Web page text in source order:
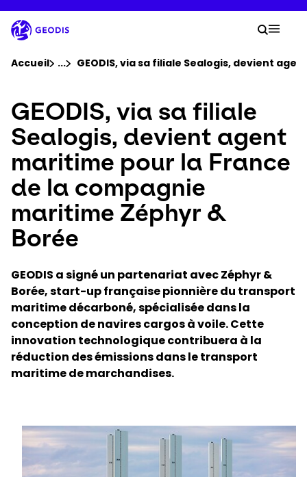
au
contenu
principal
Groupe
Newsroom
Carrière
Localisations
Suivre un envoi
Sélectionnez votre pays et langue
Canada
Accueil ...Voir tous les éléments du fil d'ariane
GEODIS, via sa filiale Sealogis, devient
GEODIS, via sa filiale
Sealogis, devient agent
maritime pour la France
de la compagnie
maritime Zéphyr &
Borée
GEODIS a signé un partenariat avec Zéphyr &
Borée, start-up française pionnière du transport
maritime décarboné, spécialisée dans la
conception de navires cargos à voile. Cette
innovation technologique contribuera à la
réduction des émissions dans le transport
maritime de marchandises.
Keepeek